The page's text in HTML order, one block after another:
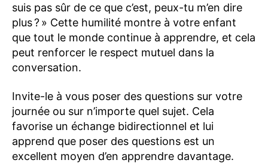
suis pas sûr de ce que c’est, peux-tu m’en dire
plus ? » Cette humilité montre à votre enfant
que tout le monde continue à apprendre, et cela
peut renforcer le respect mutuel dans la
conversation.
Invite-le à vous poser des questions sur votre
journée ou sur n’importe quel sujet. Cela
favorise un échange bidirectionnel et lui
apprend que poser des questions est un
excellent moyen d’en apprendre davantage.